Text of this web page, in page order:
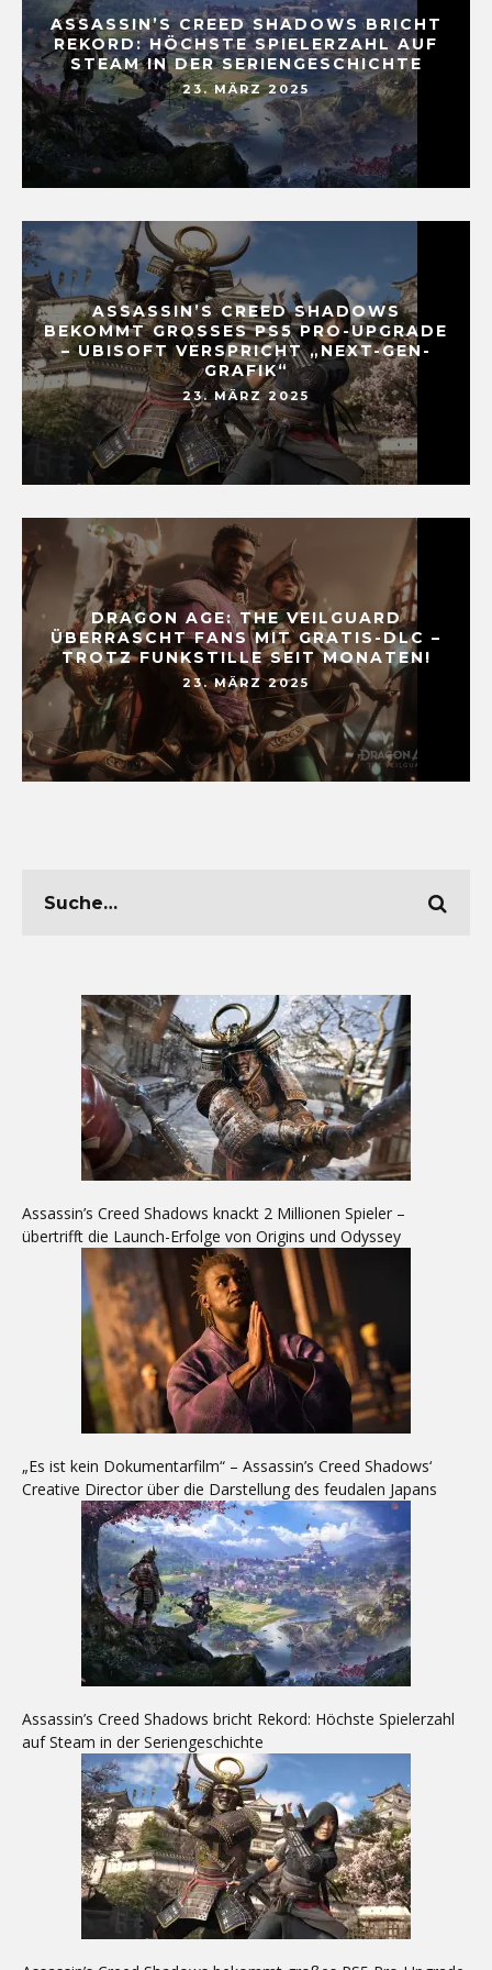
ASSASSIN’S CREED SHADOWS BRICHT
REKORD: HÖCHSTE SPIELERZAHL AUF
STEAM IN DER SERIENGESCHICHTE
23. MÄRZ 2025
ASSASSIN’S CREED SHADOWS
BEKOMMT GROSSES PS5 PRO-UPGRADE –
UBISOFT VERSPRICHT „NEXT-GEN-G
RAFIK“
23. MÄRZ 2025
DRAGON AGE: THE VEILGUARD
ÜBERRASCHT FANS MIT GRATIS-DLC –
TROTZ FUNKSTILLE SEIT MONATEN!
23. MÄRZ 2025
Assassin’s Creed Shadows knackt 2 Millionen Spieler –
übertrifft die Launch-Erfolge von Origins und Odyssey
„Es ist kein Dokumentarfilm“ – Assassin’s Creed Shadows‘
Creative Director über die Darstellung des feudalen Japans
Assassin’s Creed Shadows bricht Rekord: Höchste Spielerzahl
auf Steam in der Seriengeschichte